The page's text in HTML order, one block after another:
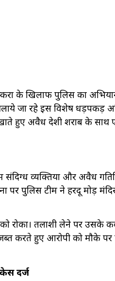
के खिलाफ पुलिस का अभियान
जा रहे इस विशेष धड़पकड़
हुए अवैध देशी शराब के
संदिग्ध व्यक्तियों और अवैध
पर पुलिस टीम ने हरदू मोड़
रोका। तलाशी लेने पर उसके
करते हुए आरोपी को मौके पर
दर्ज